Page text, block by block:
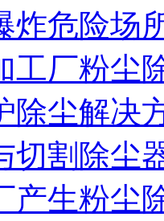
炸危险场
工厂粉尘
除尘解决
切割除尘
产生粉尘